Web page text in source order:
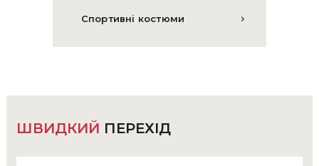
Спортивні костюми
ШВИДКИЙ ПЕРЕХІД